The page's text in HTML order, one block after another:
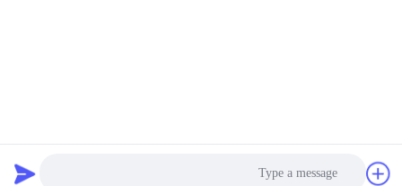
Co.,Ltd. جميع الحقوق محفوظة